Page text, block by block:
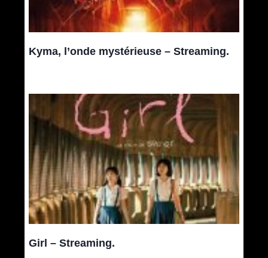
Kyma, l’onde mystérieuse – Streaming.
Girl – Streaming.